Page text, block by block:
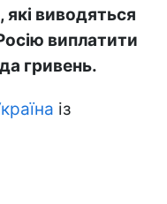
які виводяться
виплатити
гривень.
із